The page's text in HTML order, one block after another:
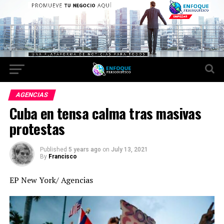
AGENCIAS
Cuba en tensa calma tras masivas
protestas
Published 5 years ago on July 13, 2021
By Francisco
EP New York/ Agencias